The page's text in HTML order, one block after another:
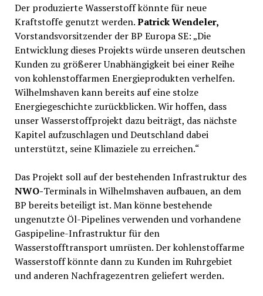
Der produzierte Wasserstoff könnte für neue
Kraftstoffe genutzt werden.Patrick Wendeler,
Vorstandsvorsitzender der BP Europa SE: „Die
Entwicklung dieses Projekts würde unseren deutschen
Kunden zu größerer Unabhängigkeit bei einer Reihe
von kohlenstoffarmen Energieprodukten verhelfen.
Wilhelmshaven kann bereits auf eine stolze
Energiegeschichte zurückblicken. Wir hoffen, dass
unser Wasserstoffprojekt dazu beiträgt, das nächste
Kapitel aufzuschlagen und Deutschland dabei
unterstützt, seine Klimaziele zu erreichen.“
Das Projekt soll auf der bestehenden Infrastruktur des
NWO-Terminals in Wilhelmshaven aufbauen, an dem
BP bereits beteiligt ist. Man könne bestehende
ungenutzte Öl-Pipelines verwenden und vorhandene
Gaspipeline-Infrastruktur für den
Wasserstofftransport umrüsten. Der kohlenstoffarme
Wasserstoff könnte dann zu Kunden im Ruhrgebiet
und anderen Nachfragezentren geliefert werden.